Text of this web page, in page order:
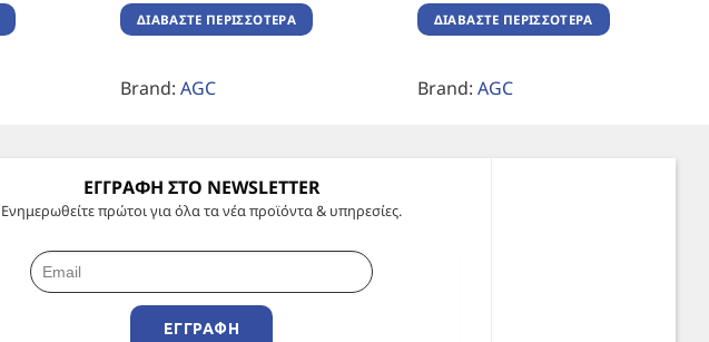
ΔΙΑΒΆΣΤΕ ΠΕΡΙΣΣΌΤΕΡΑ
Brand:AGC
ΔΙΑΒΆΣΤΕ ΠΕΡΙΣΣΌΤΕΡΑ
Brand: AGC
ΕΓΓΡΑΦΗ ΣΤΟ NEWSLETTER
Ενημερωθείτε πρώτοι για όλα τα νέα προϊόντα & υπηρεσίες.
ΕΓΓΡΑΦΉ